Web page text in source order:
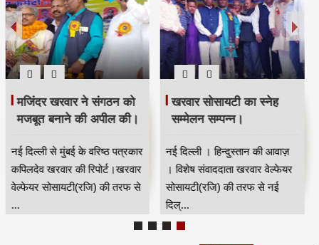
मजिंदर खरवार ने संगठन को
मजबूत बनाने की अपील की।
नई दिल्ली से मुंबई के वरिष्ठ पत्रकार
कपिलदेव खरवार की रिपोर्ट।खरवार
वेल्फेयर सोसायटी(रजि) की तरफ से
...
खरवार सोसायटी का स्नेह
सम्मेलन सम्पन्न।
नई दिल्ली । हिन्दुस्तान की आवाज़
। विशेष संवाददाता खरवार वेल्फेयर
सोसायटी(रजि) की तरफ से नई
दिल्...